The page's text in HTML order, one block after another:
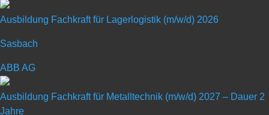
Ausbildung Fachkraft für Lagerlogistik (m/w/d) 2026
Sasbach
ABB AG
Ausbildung Fachkraft für Metalltechnik (m/w/d) 2027 – Dauer 2
Jahre
Art: Ausbildungsplatz
(m/w/d)